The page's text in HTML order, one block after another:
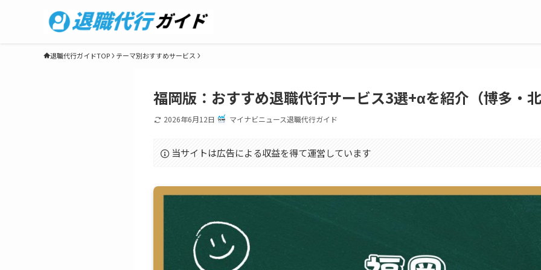
退職代行ガイドTOP テーマ別おすすめサービス
福岡版：おすすめ退職代行サービス3選+αを紹介（博多・
2026年6月12日 マイナビニュース退職代行ガイド
当サイトは広告による収益を得て運営しています